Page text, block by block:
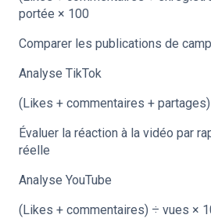
portée × 100
Comparer les publications de
Analyse TikTok
(Likes + commentaires +
Évaluer la réaction à la vidéo par
réelle
Analyse YouTube
(Likes + commentaires) ÷ vues ×